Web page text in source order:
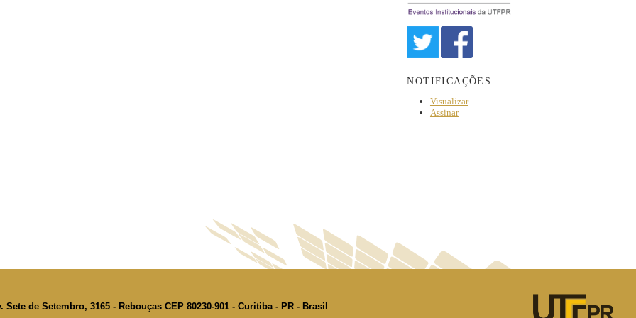
NOTIFICAÇÕES
Visualizar
Assinar
Sete de Setembro, 3165 - Rebouças CEP 80230-901 - Curitiba - PR - Brasil